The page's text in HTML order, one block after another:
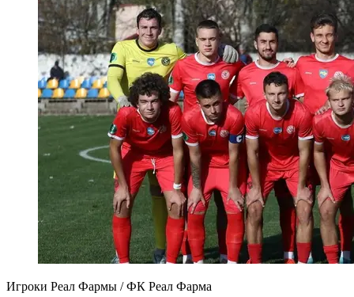
Игроки Реал Фармы / ФК Реал Фарма